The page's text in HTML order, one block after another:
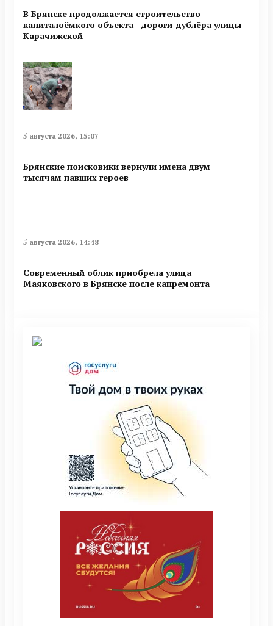
В Брянске продолжается строительство
капиталоёмкого объекта –дороги-дублёра улицы
Карачижской
5 августа 2026, 15:07
Брянские поисковики вернули имена двум
тысячам павших героев
5 августа 2026, 14:48
Современный облик приобрела улица
Маяковского в Брянске после капремонта